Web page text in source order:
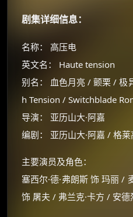
剧集详细信息：
名称： 高压电
英文名： Haute tension
别名： 血色月亮 / 颤栗 / 极
h Tension / Switchblade
导演： 亚历山大·阿嘉
编剧： 亚历山大·阿嘉 / 格莱
主要演员及角色：
塞西尔·德·弗朗斯 饰 玛丽 /
饰 屠夫 / 弗兰克·卡方 / 安德